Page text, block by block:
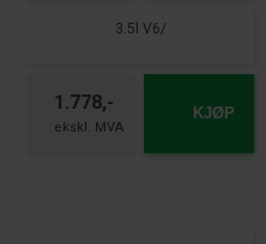
3.5l V6/
1.778,- KJØP